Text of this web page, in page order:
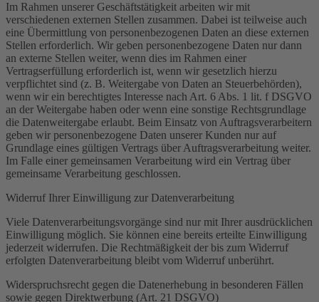
Im Rahmen unserer Geschäftstätigkeit arbeiten wir mit
verschiedenen externen Stellen zusammen. Dabei ist teilweise auch
eine Übermittlung von personenbezogenen Daten an diese externen
Stellen erforderlich. Wir geben personenbezogene Daten nur dann
an externe Stellen weiter, wenn dies im Rahmen einer
Vertragserfüllung erforderlich ist, wenn wir gesetzlich hierzu
verpflichtet sind (z. B. Weitergabe von Daten an Steuerbehörden),
wenn wir ein berechtigtes Interesse nach Art. 6 Abs. 1 lit. f DSGVO
an der Weitergabe haben oder wenn eine sonstige Rechtsgrundlage
die Datenweitergabe erlaubt. Beim Einsatz von Auftragsverarbeitern
geben wir personenbezogene Daten unserer Kunden nur auf
Grundlage eines gültigen Vertrags über Auftragsverarbeitung weiter.
Im Falle einer gemeinsamen Verarbeitung wird ein Vertrag über
gemeinsame Verarbeitung geschlossen.
Widerruf Ihrer Einwilligung zur Datenverarbeitung
Viele Datenverarbeitungsvorgänge sind nur mit Ihrer ausdrücklichen
Einwilligung möglich. Sie können eine bereits erteilte Einwilligung
jederzeit widerrufen. Die Rechtmäßigkeit der bis zum Widerruf
erfolgten Datenverarbeitung bleibt vom Widerruf unberührt.
Widerspruchsrecht gegen die Datenerhebung in besonderen Fällen
sowie gegen Direktwerbung (Art. 21 DSGVO)